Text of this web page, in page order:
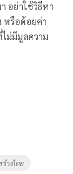
อย่าใช้วิธีหา
หรือด้อยค่า
ม่มีมูลความ
างไทย